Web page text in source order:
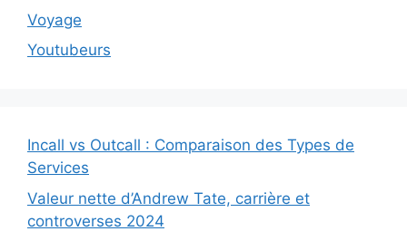
Voyage
Youtubeurs
Incall vs Outcall : Comparaison des Types de
Services
Valeur nette d’Andrew Tate, carrière et
controverses 2024